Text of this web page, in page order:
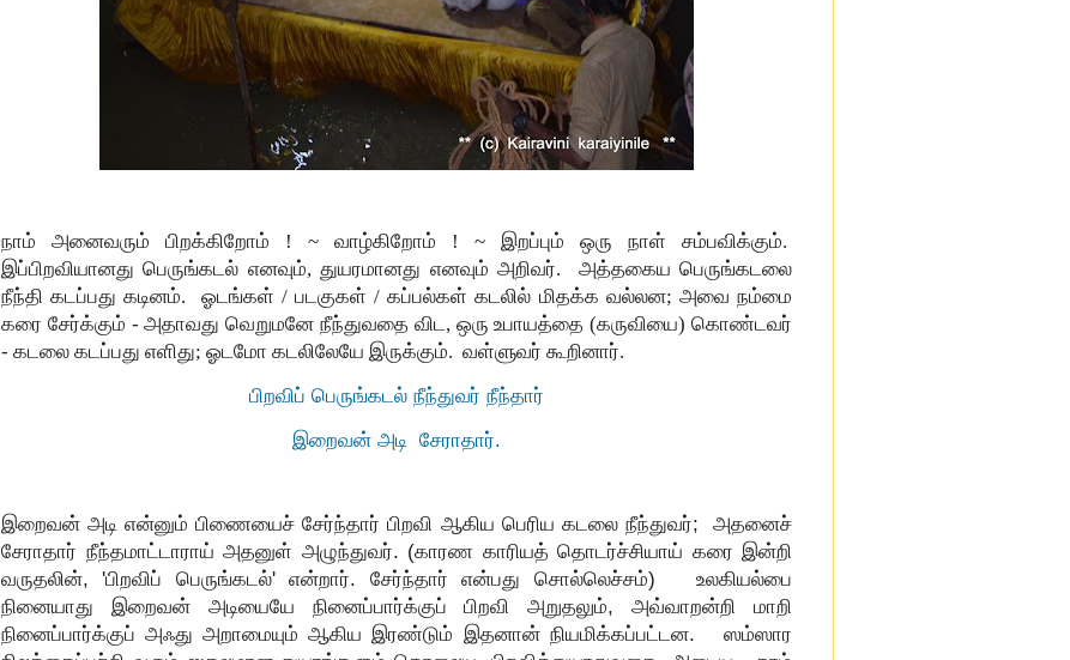
நாம் அனைவரும் பிறக்கிறோம் ! ~ வாழ்கிறோம் ! ~ இறப்பும் ஒரு நாள் சம்பவிக்கும்.
இப்பிறவியானது பெருங்கடல் எனவும், துயரமானது எனவும் அறிவர். அத்தகைய பெருங்கடலை
நீந்தி கடப்பது கடினம். ஓடங்கள் / படகுகள் / கப்பல்கள் கடலில் மிதக்க வல்லன; அவை நம்மை
கரை சேர்க்கும் - அதாவது வெறுமனே நீந்துவதை விட, ஒரு உபாயத்தை (கருவியை) கொண்டவர்
- கடலை கடப்பது எளிது; ஓடமோ கடலிலேயே இருக்கும். வள்ளுவர் கூறினார்.
பிறவிப் பெருங்கடல் நீந்துவர் நீந்தார்
இறைவன் அடி சேராதார்.
இறைவன் அடி என்னும் பிணையைச் சேர்ந்தார் பிறவி ஆகிய பெரிய கடலை நீந்துவர்; அதனைச்
சேராதார் நீந்தமாட்டாராய் அதனுள் அழுந்துவர். (காரண காரியத் தொடர்ச்சியாய் கரை இன்றி
வருதலின், 'பிறவிப் பெருங்கடல்' என்றார். சேர்ந்தார் என்பது சொல்லெச்சம்) உலகியல்பை
நினையாது இறைவன் அடியையே நினைப்பார்க்குப் பிறவி அறுதலும், அவ்வாறன்றி மாறி
நினைப்பார்க்குப் அஃது அறாமையும் ஆகிய இரண்டும் இதனான் நியமிக்கப்பட்டன. ஸம்ஸார